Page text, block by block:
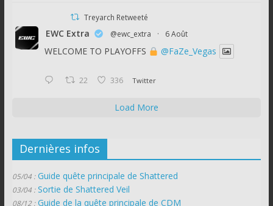
Treyarch Retweeté
EWC Extra @ewc_extra · 6 Août
WELCOME TO PLAYOFFS @FaZe_Vegas
22 336 Twitter
Load More
Dernières infos
05/04 : Guide quête principale de Shattered
03/04 : Sortie de Shattered Veil
08/12 : Guide de la quête principale de CDM